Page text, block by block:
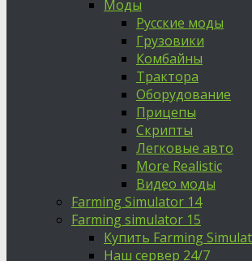
Моды
Русские моды
Грузовики
Комбайны
Трактора
Оборудование
Прицепы
Скрипты
Легковые авто
More Realistic
Видео моды
Farming Simulator 14
Farming simulator 15
Купить Farming
Наш сервер 24/7